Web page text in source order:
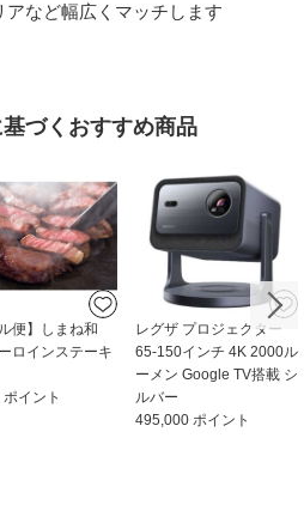
など幅広くマッチします
づくおすすめ商品
便】しまね和
ロインステーキ
イント
レグザ プロジェクター
65-150インチ 4K 2000ル
ーメン Google TV搭載 シ
ルバー
495,000 ポイント